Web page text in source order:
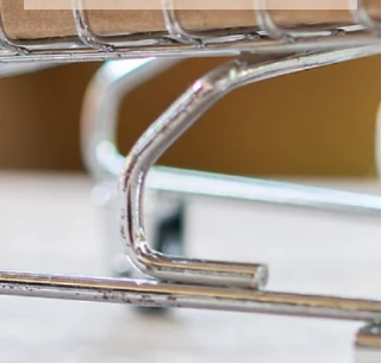
Tao Praxis?
Dauer ca. 1 Stunde.
Ratziel wird mit Ihnen den
genauen Zeitpunkt
per Skype, Telefon oder Email
abmachen.